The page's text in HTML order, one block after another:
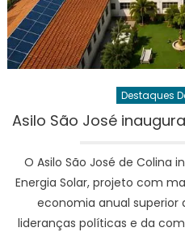
Destaques
Asilo São José
O Asilo São José de Colina
Energia Solar, projeto com
economia anual superior
lideranças políticas e da